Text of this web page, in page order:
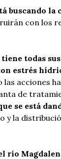
buscando la
con los
todas
estrés
acciones
de
se está
y la
río